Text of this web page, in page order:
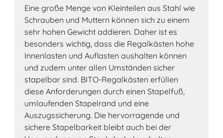
Eine große Menge von Kleinteilen aus Stahl wie
Schrauben und Muttern können sich zu einem
sehr hohen Gewicht addieren. Daher ist es
besonders wichtig, dass die Regalkästen hohe
Innenlasten und Auflasten aushalten können
und zudem unter allen Umständen sicher
stapelbar sind. BITO-Regalkästen erfüllen
diese Anforderungen durch einen Stapelfuß,
umlaufenden Stapelrand und eine
Auszugssicherung. Die hervorragende und
sichere Stapelbarkeit bleibt auch bei der